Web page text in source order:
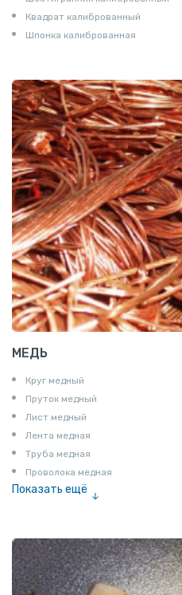
Квадрат калиброванный
Шпонка калиброванная
МЕДЬ
Круг медный
Пруток медный
Лист медный
Лента медная
Труба медная
Проволока медная
Показать ещё